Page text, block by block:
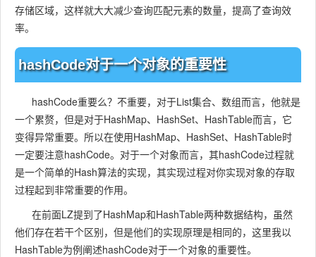
存储区域，这样就大大减少查询匹配元素的数量，提高了查询效
率。
hashCode对于一个对象的重要性
hashCode重要么？不重要，对于List集合、数组而言，他就是
一个累赘，但是对于HashMap、HashSet、HashTable而言，它
变得异常重要。所以在使用HashMap、HashSet、HashTable时
一定要注意hashCode。对于一个对象而言，其hashCode过程就
是一个简单的Hash算法的实现，其实现过程对你实现对象的存取
过程起到非常重要的作用。
在前面LZ提到了HashMap和HashTable两种数据结构，虽然
他们存在若干个区别，但是他们的实现原理是相同的，这里我以
HashTable为例阐述hashCode对于一个对象的重要性。